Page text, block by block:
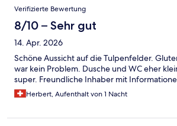
Verifizierte Bewertung
8/10 – Sehr gut
14. Apr. 2026
Schöne Aussicht auf die Tulpenfelder.
war kein Problem. Dusche und WC eher
super. Freundliche Inhaber mit
Herbert, Aufenthalt von 1 Nacht